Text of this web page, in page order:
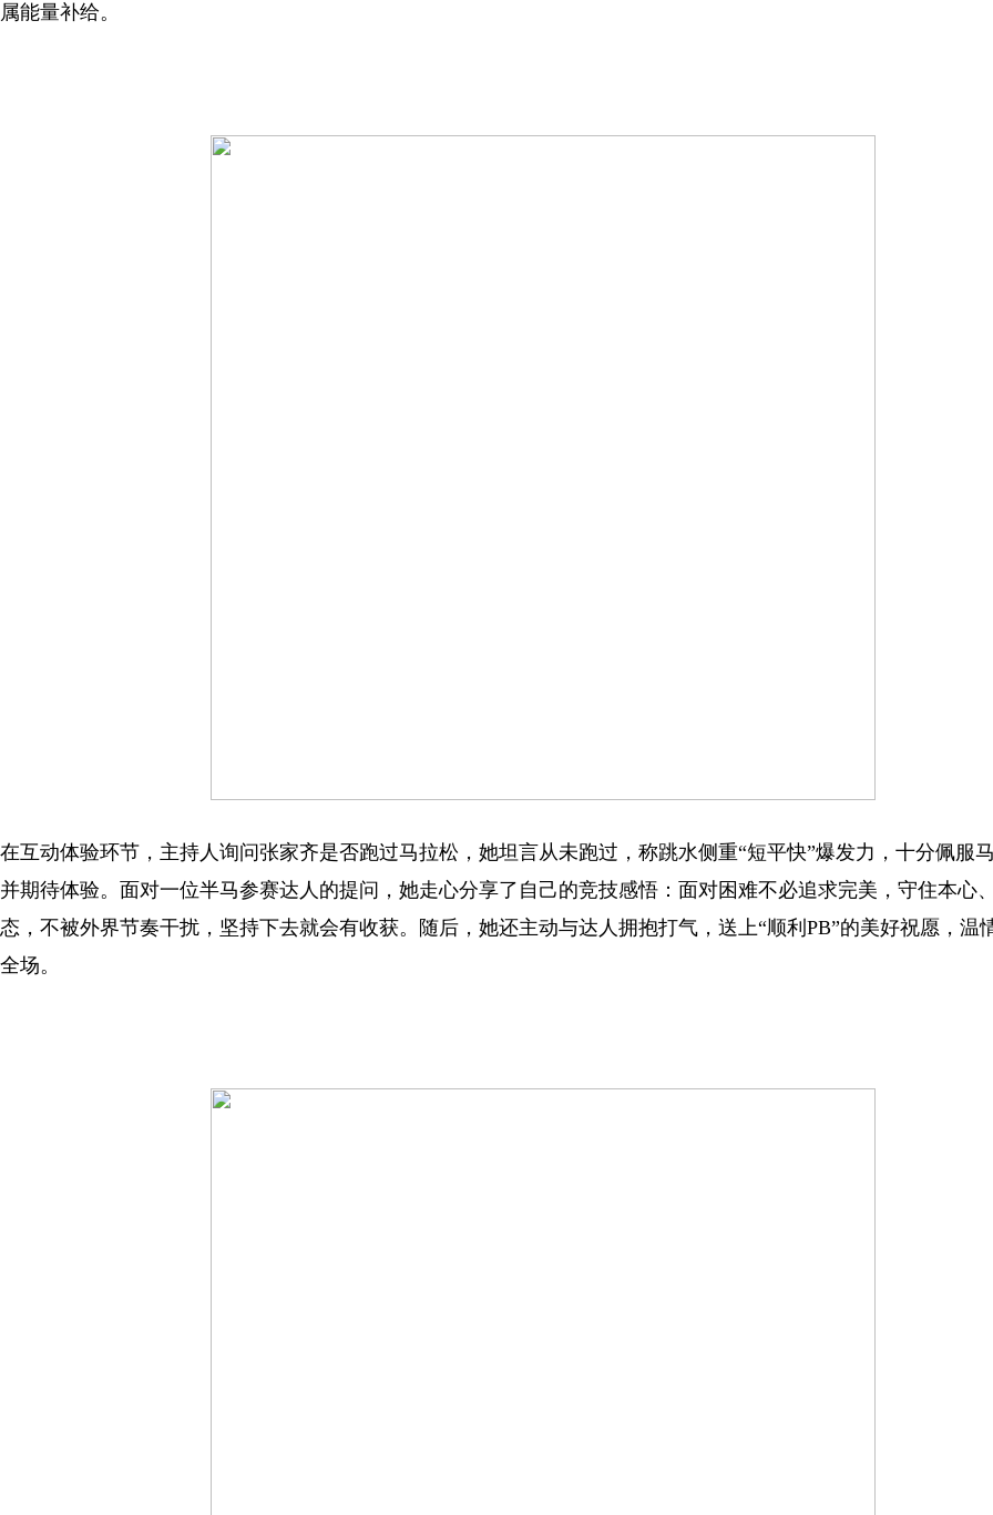
属能量补给。
在互动体验环节，主持人询问张家齐是否跑过马拉松，她坦言从未跑过，称跳水侧重“短平快”爆发力，十分佩服
并期待体验。面对一位半马参赛达人的提问，她走心分享了自己的竞技感悟：面对困难不必追求完美，守住本心
态，不被外界节奏干扰，坚持下去就会有收获。随后，她还主动与达人拥抱打气，送上“顺利PB”的美好祝愿，温
全场。